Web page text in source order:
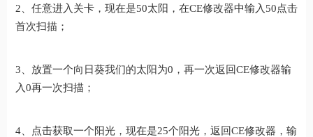
2、任意进入关卡，现在是50太阳，在CE修改器中输入50点击
首次扫描；
3、放置一个向日葵我们的太阳为0，再一次返回CE修改器输
入0再一次扫描；
4、点击获取一个阳光，现在是25个阳光，返回CE修改器，输